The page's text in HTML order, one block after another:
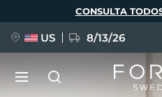
principal
CONSULTA
US 8/13/26